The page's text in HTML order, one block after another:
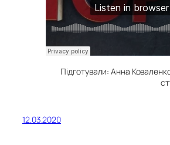
Підготували: Анна
12.03.2020